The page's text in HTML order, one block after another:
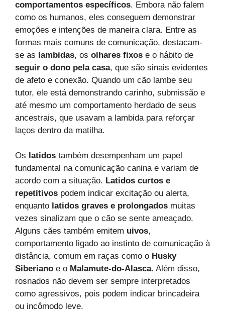
comportamentos específicos. Embora não falem
como os humanos, eles conseguem demonstrar
emoções e intenções de maneira clara. Entre as
formas mais comuns de comunicação, destacam-
se as lambidas, os olhares fixos e o hábito de
seguir o dono pela casa, que são sinais evidentes
de afeto e conexão. Quando um cão lambe seu
tutor, ele está demonstrando carinho, submissão e
até mesmo um comportamento herdado de seus
ancestrais, que usavam a lambida para reforçar
laços dentro da matilha.
Os latidos também desempenham um papel
fundamental na comunicação canina e variam de
acordo com a situação. Latidos curtos e
repetitivos podem indicar excitação ou alerta,
enquanto latidos graves e prolongados muitas
vezes sinalizam que o cão se sente ameaçado.
Alguns cães também emitem uivos,
comportamento ligado ao instinto de comunicação à
distância, comum em raças como o Husky
Siberiano e o Malamute-do-Alasca. Além disso,
rosnados não devem ser sempre interpretados
como agressivos, pois podem indicar brincadeira
ou incômodo leve.